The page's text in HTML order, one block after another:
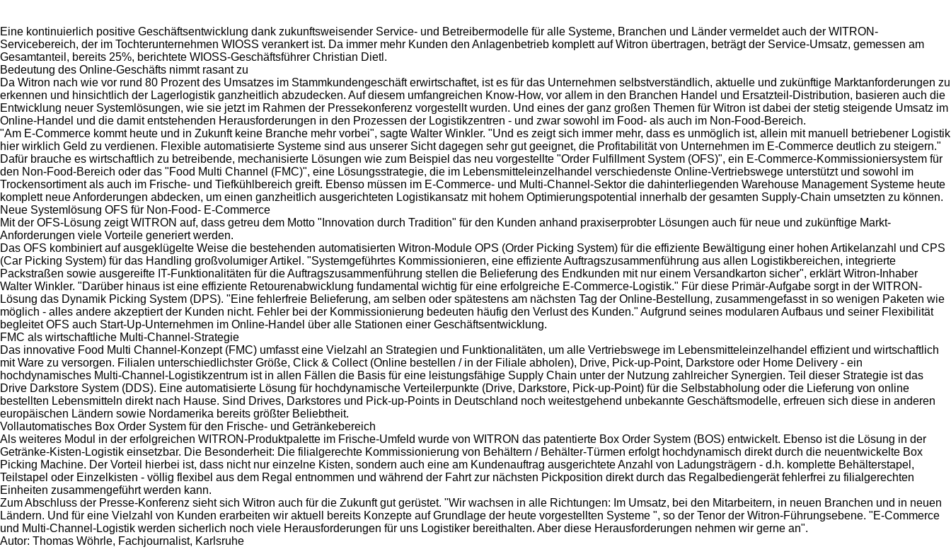
Eine kontinuierlich positive Geschäftsentwicklung dank zukunftsweisender Service- und Betreibermodelle für alle Systeme, Branchen und Länder vermeldet auch der WITRON-
Servicebereich, der im Tochterunternehmen WIOSS verankert ist. Da immer mehr Kunden den Anlagenbetrieb komplett auf Witron übertragen, beträgt der Service-Umsatz, gemessen am
Gesamtanteil, bereits 25%, berichtete WIOSS-Geschäftsführer Christian Dietl.
Bedeutung des Online-Geschäfts nimmt rasant zu
Da Witron nach wie vor rund 80 Prozent des Umsatzes im Stammkundengeschäft erwirtschaftet, ist es für das Unternehmen selbstverständlich, aktuelle und zukünftige Marktanforderungen zu
erkennen und hinsichtlich der Lagerlogistik ganzheitlich abzudecken. Auf diesem umfangreichen Know-How, vor allem in den Branchen Handel und Ersatzteil-Distribution, basieren auch die
Entwicklung neuer Systemlösungen, wie sie jetzt im Rahmen der Pressekonferenz vorgestellt wurden. Und eines der ganz großen Themen für Witron ist dabei der stetig steigende Umsatz im
Online-Handel und die damit entstehenden Herausforderungen in den Prozessen der Logistikzentren - und zwar sowohl im Food- als auch im Non-Food-Bereich.
"Am E-Commerce kommt heute und in Zukunft keine Branche mehr vorbei", sagte Walter Winkler. "Und es zeigt sich immer mehr, dass es unmöglich ist, allein mit manuell betriebener Logistik
hier wirklich Geld zu verdienen. Flexible automatisierte Systeme sind aus unserer Sicht dagegen sehr gut geeignet, die Profitabilität von Unternehmen im E-Commerce deutlich zu steigern."
Dafür brauche es wirtschaftlich zu betreibende, mechanisierte Lösungen wie zum Beispiel das neu vorgestellte "Order Fulfillment System (OFS)", ein E-Commerce-Kommissioniersystem für
den Non-Food-Bereich oder das "Food Multi Channel (FMC)", eine Lösungsstrategie, die im Lebensmitteleinzelhandel verschiedenste Online-Vertriebswege unterstützt und sowohl im
Trockensortiment als auch im Frische- und Tiefkühlbereich greift. Ebenso müssen im E-Commerce- und Multi-Channel-Sektor die dahinterliegenden Warehouse Management Systeme heute
komplett neue Anforderungen abdecken, um einen ganzheitlich ausgerichteten Logistikansatz mit hohem Optimierungspotential innerhalb der gesamten Supply-Chain umsetzten zu können.
Neue Systemlösung OFS für Non-Food- E-Commerce
Mit der OFS-Lösung zeigt WITRON auf, dass getreu dem Motto "Innovation durch Tradition" für den Kunden anhand praxiserprobter Lösungen auch für neue und zukünftige Markt-
Anforderungen viele Vorteile generiert werden.
Das OFS kombiniert auf ausgeklügelte Weise die bestehenden automatisierten Witron-Module OPS (Order Picking System) für die effiziente Bewältigung einer hohen Artikelanzahl und CPS
(Car Picking System) für das Handling großvolumiger Artikel. "Systemgeführtes Kommissionieren, eine effiziente Auftragszusammenführung aus allen Logistikbereichen, integrierte
Packstraßen sowie ausgereifte IT-Funktionalitäten für die Auftragszusammenführung stellen die Belieferung des Endkunden mit nur einem Versandkarton sicher", erklärt Witron-Inhaber
Walter Winkler. "Darüber hinaus ist eine effiziente Retourenabwicklung fundamental wichtig für eine erfolgreiche E-Commerce-Logistik." Für diese Primär-Aufgabe sorgt in der WITRON-
Lösung das Dynamik Picking System (DPS). "Eine fehlerfreie Belieferung, am selben oder spätestens am nächsten Tag der Online-Bestellung, zusammengefasst in so wenigen Paketen wie
möglich - alles andere akzeptiert der Kunden nicht. Fehler bei der Kommissionierung bedeuten häufig den Verlust des Kunden." Aufgrund seines modularen Aufbaus und seiner Flexibilität
begleitet OFS auch Start-Up-Unternehmen im Online-Handel über alle Stationen einer Geschäftsentwicklung.
FMC als wirtschaftliche Multi-Channel-Strategie
Das innovative Food Multi Channel-Konzept (FMC) umfasst eine Vielzahl an Strategien und Funktionalitäten, um alle Vertriebswege im Lebensmitteleinzelhandel effizient und wirtschaftlich
mit Ware zu versorgen. Filialen unterschiedlichster Größe, Click & Collect (Online bestellen / in der Filiale abholen), Drive, Pick-up-Point, Darkstore oder Home Delivery - ein
hochdynamisches Multi-Channel-Logistikzentrum ist in allen Fällen die Basis für eine leistungsfähige Supply Chain unter der Nutzung zahlreicher Synergien. Teil dieser Strategie ist das
Drive Darkstore System (DDS). Eine automatisierte Lösung für hochdynamische Verteilerpunkte (Drive, Darkstore, Pick-up-Point) für die Selbstabholung oder die Lieferung von online
bestellten Lebensmitteln direkt nach Hause. Sind Drives, Darkstores und Pick-up-Points in Deutschland noch weitestgehend unbekannte Geschäftsmodelle, erfreuen sich diese in anderen
europäischen Ländern sowie Nordamerika bereits größter Beliebtheit.
Vollautomatisches Box Order System für den Frische- und Getränkebereich
Als weiteres Modul in der erfolgreichen WITRON-Produktpalette im Frische-Umfeld wurde von WITRON das patentierte Box Order System (BOS) entwickelt. Ebenso ist die Lösung in der
Getränke-Kisten-Logistik einsetzbar. Die Besonderheit: Die filialgerechte Kommissionierung von Behältern / Behälter-Türmen erfolgt hochdynamisch direkt durch die neuentwickelte Box
Picking Machine. Der Vorteil hierbei ist, dass nicht nur einzelne Kisten, sondern auch eine am Kundenauftrag ausgerichtete Anzahl von Ladungsträgern - d.h. komplette Behälterstapel,
Teilstapel oder Einzelkisten - völlig flexibel aus dem Regal entnommen und während der Fahrt zur nächsten Pickposition direkt durch das Regalbediengerät fehlerfrei zu filialgerechten
Einheiten zusammengeführt werden kann.
Zum Abschluss der Presse-Konferenz sieht sich Witron auch für die Zukunft gut gerüstet. "Wir wachsen in alle Richtungen: Im Umsatz, bei den Mitarbeitern, in neuen Branchen und in neuen
Ländern. Und für eine Vielzahl von Kunden erarbeiten wir aktuell bereits Konzepte auf Grundlage der heute vorgestellten Systeme ", so der Tenor der Witron-Führungsebene. "E-Commerce
und Multi-Channel-Logistik werden sicherlich noch viele Herausforderungen für uns Logistiker bereithalten. Aber diese Herausforderungen nehmen wir gerne an".
Autor: Thomas Wöhrle, Fachjournalist, Karlsruhe